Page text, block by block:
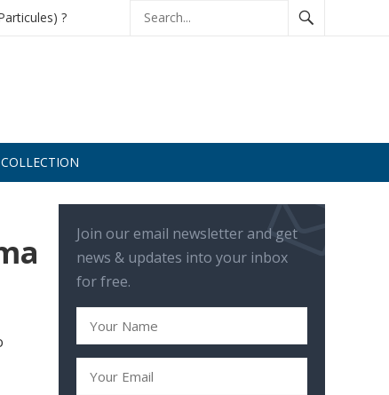
?
Join our email newsletter and get
news & updates into your inbox
for free.